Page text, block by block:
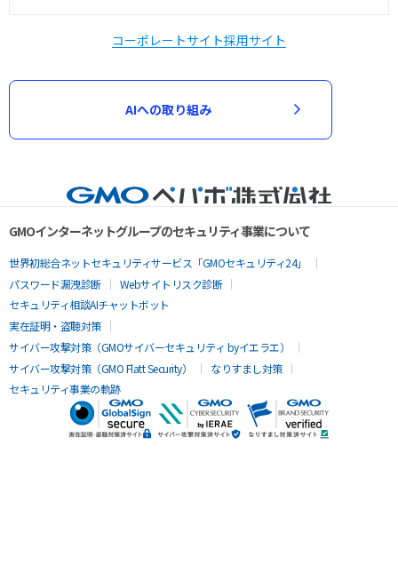
コーポレートサイト採用サイト
AIへの取り組み
GMOインターネットグループのセキュリティ事業について
世界初総合ネットセキュリティサービス「GMOセキュリティ24」
パスワード漏洩診断
Webサイトリスク診断
セキュリティ相談AIチャットボット
実在証明・盗聴対策
サイバー攻撃対策（GMOサイバーセキュリティ byイエラエ）
サイバー攻撃対策（GMO Flatt Security）
なりすまし対策
セキュリティ事業の軌跡